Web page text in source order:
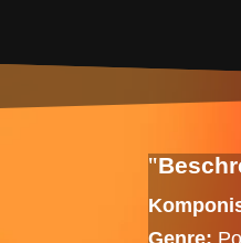
Genre: